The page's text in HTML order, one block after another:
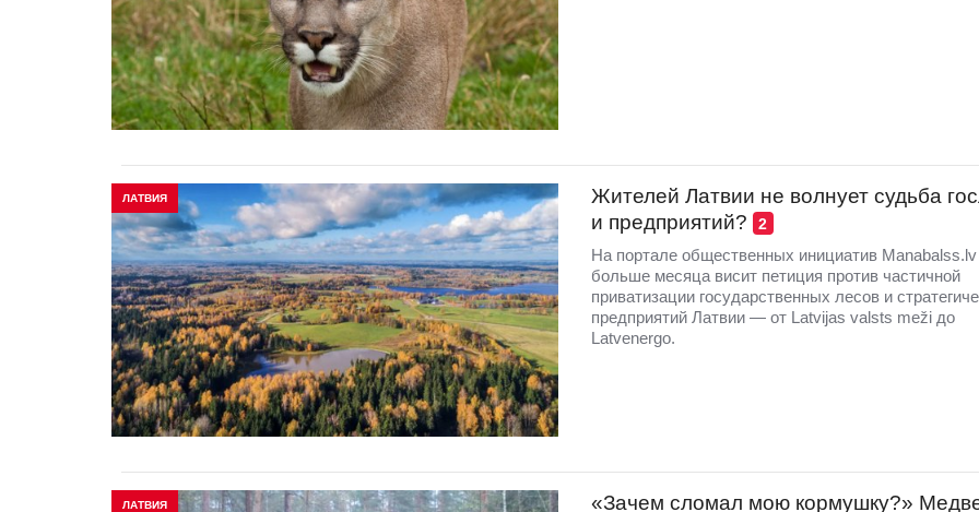
ЛАТВИЯ
Жителей Латвии не волнует судьба
и предприятий?
2
На портале общественных инициатив
больше месяца висит петиция против частичной
приватизации государственных лесов и
предприятий Латвии — от Latvijas valsts meži до
Latvenergo.
ЛАТВИЯ «Зачем сломал мою кормушку?»